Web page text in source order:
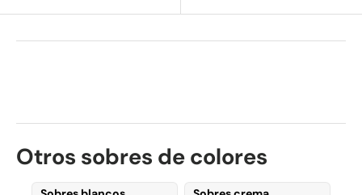
Otros sobres de colores